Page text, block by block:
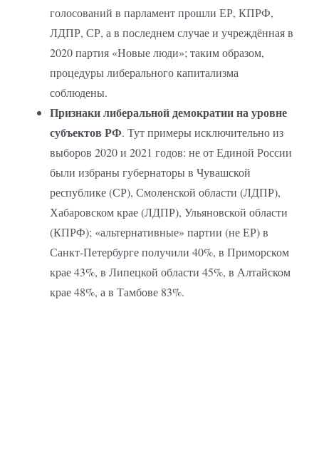
голосований в парламент прошли ЕР, КПРФ,
ЛДПР, СР, а в последнем случае и учреждённая в
2020 партия «Новые люди»; таким образом,
процедуры либерального капитализма
соблюдены.
Признаки либеральной демократии на уровне
субъектов РФ. Тут примеры исключительно из
выборов 2020 и 2021 годов: не от Единой России
были избраны губернаторы в Чувашской
республике (СР), Смоленской области (ЛДПР),
Хабаровском крае (ЛДПР), Ульяновской области
(КПРФ); «альтернативные» партии (не ЕР) в
Санкт-Петербурге получили 40%, в Приморском
крае 43%, в Липецкой области 45%, в Алтайском
крае 48%, а в Тамбове 83%.